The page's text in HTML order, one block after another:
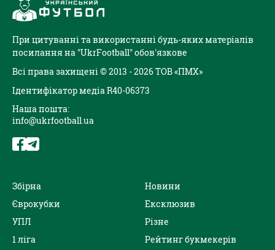
При цитуванні та використанні будь-яких матеріалів
посилання на "UkrFootball" обов'язкове
Всі права захищені © 2013 - 2026 ТОВ «ПМХ»
Ідентифікатор медіа R40-06373
Наша пошта:
info@ukrfootball.ua
Збірна
Єврокубки
УПЛ
1 ліга
Новини
Ексклюзив
Різне
Рейтинг букмекерів